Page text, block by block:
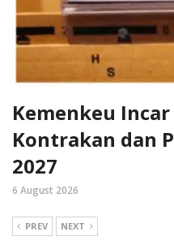
Kemenkeu
Kontrakan dan
2027
6 August 2026
PREV NEXT